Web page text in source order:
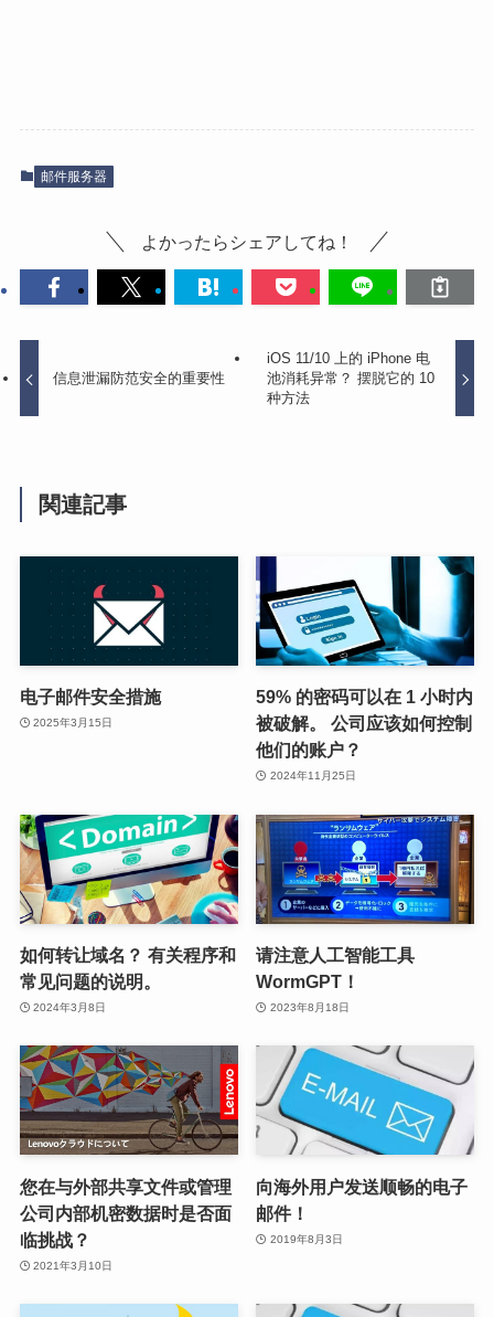
邮件服务器
よかったらシェアしてね！
信息泄漏防范安全的重要性
iOS 11/10 上的 iPhone 电
池消耗异常？ 摆脱它的 10
种方法
関連記事
电子邮件安全措施
2025年3月15日
59% 的密码可以在 1 小时内
被破解。 公司应该如何控制
他们的账户？
2024年11月25日
如何转让域名？ 有关程序和
常见问题的说明。
2024年3月8日
请注意人工智能工具
WormGPT！
2023年8月18日
您在与外部共享文件或管理
公司内部机密数据时是否面
临挑战？
2021年3月10日
向海外用户发送顺畅的电子
邮件！
2019年8月3日